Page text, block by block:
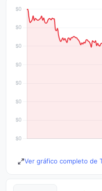
Ver gráfico completo de